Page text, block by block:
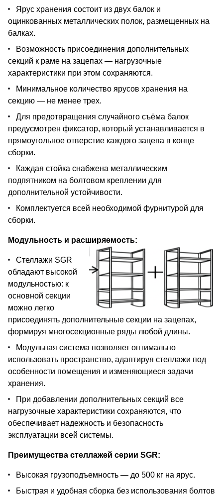
Ярус хранения состоит из двух балок и
оцинкованных металлических полок, размещенных на
балках.
Возможность присоединения дополнительных
секций к раме на зацепах — нагрузочные
характеристики при этом сохраняются.
Минимальное количество ярусов хранения на
секцию — не менее трех.
Для предотвращения случайного съёма балок
предусмотрен фиксатор, который устанавливается в
прямоугольное отверстие каждого зацепа в конце
сборки.
Каждая стойка снабжена металлическим
подпятником на болтовом креплении для
дополнительной устойчивости.
Комплектуется всей необходимой фурнитурой для
сборки.
Модульность и расширяемость:
Стеллажи SGR
обладают высокой
модульностью: к
основной секции
можно легко
присоединять дополнительные секции на зацепах,
формируя многосекционные ряды любой длины.
Модульная система позволяет оптимально
использовать пространство, адаптируя стеллажи под
особенности помещения и изменяющиеся задачи
хранения.
При добавлении дополнительных секций все
нагрузочные характеристики сохраняются, что
обеспечивает надежность и безопасность
эксплуатации всей системы.
Преимущества стеллажей серии SGR:
Высокая грузоподъемность — до 500 кг на ярус.
Быстрая и удобная сборка без использования болтов